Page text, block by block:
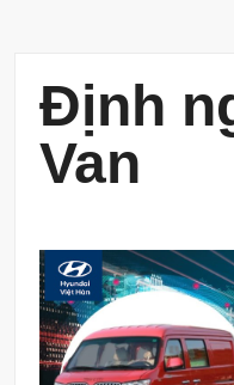
Định
Van